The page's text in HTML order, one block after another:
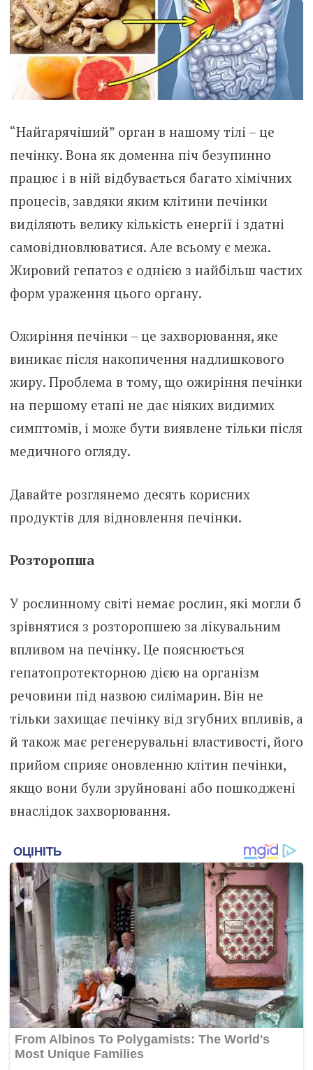
“Найгарячіший” орган в нашому тілі – це
печінку. Вона як доменна піч безупинно
працює і в ній відбувається багато хімічних
процесів, завдяки яким клітини печінки
виділяють велику кількість енергії і здатні
самовідновлюватися. Але всьому є межа.
Жировий гепатоз є однією з найбільш частих
форм ураження цього органу.
Ожиріння печінки – це захворювання, яке
виникає після накопичення надлишкового
жиру. Проблема в тому, що ожиріння печінки
на першому етапі не дає ніяких видимих ​​
симптомів, і може бути виявлене ​​тільки після
медичного огляду.
Давайте розглянемо десять корисних
продуктів для відновлення печінки.
Розторопша
У рослинному світі немає рослин, які могли б
зрівнятися з розторопшею за лікувальним
впливом на печінку. Це пояснюється
гепатопротекторною дією на організм
речовини під назвою силімарин. Він не
тільки захищає печінку від згубних впливів, а
й також має регенерувальні властивості, його
прийом сприяє оновленню клітин печінки,
якщо вони були зруйновані або пошкоджені
внаслідок захворювання.